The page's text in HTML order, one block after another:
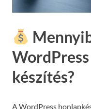
készítés?
A WordPress